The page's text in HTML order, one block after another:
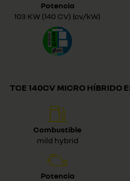
Potencia
103 KW (140 CV) (cv/kW)
TCE 140CV MICRO HÍBRIDO
Combustible
mild hybrid
Potencia